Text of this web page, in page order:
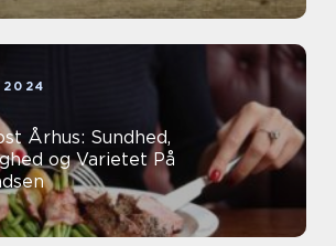
Århus: Sundhed,
og Varietet På